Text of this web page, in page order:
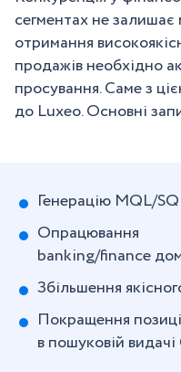
сегментах не залишає
отримання
продажів необхідно
просування. Саме з
до Luxeo. Основні
Генерацію MQL/
Опрацювання
banking/finance
Збільшення
Покращення
в пошуковій